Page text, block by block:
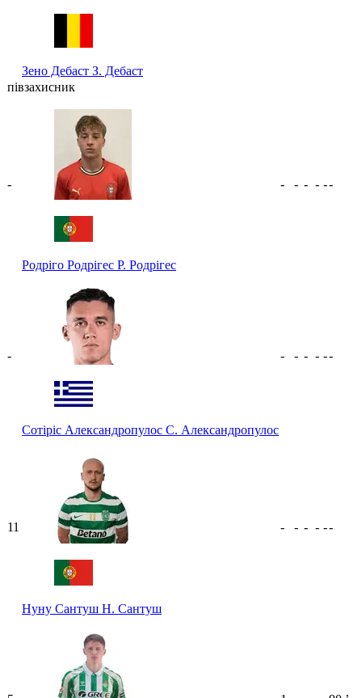
Зено Дебаст З. Дебаст
півзахисник
-
Родріго Родрігес Р. Родрігес
- - - - --
-
Сотіріс Александропулос С. Александропулос
- - - - --
11
Нуну Сантуш Н. Сантуш
- - - - --